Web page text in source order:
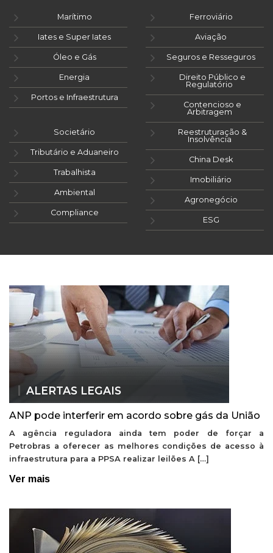
Marítimo
Iates e Super Iates
Óleo e Gás
Energia
Portos e Infraestrutura
Ferroviário
Aviação
Seguros e Resseguros
Direito Público e
Regulatório
Contencioso e
Arbitragem
Societário
Tributário e Aduaneiro
Trabalhista
Ambiental
Compliance
Reestruturação &
Insolvência
China Desk
Imobiliário
Agronegócio
ESG
ALERTAS LEGAIS
ANP pode interferir em acordo sobre gás da União
A agência reguladora ainda tem poder de forçar a
Petrobras a oferecer as melhores condições de acesso à
infraestrutura para a PPSA realizar leilões A […]
Ver mais